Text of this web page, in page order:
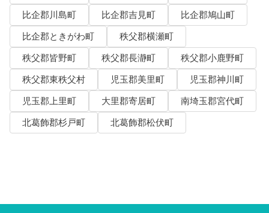
比企郡川島町
比企郡吉見町
比企郡鳩山町
比企郡ときがわ町
秩父郡横瀬町
秩父郡皆野町
秩父郡長瀞町
秩父郡小鹿野町
秩父郡東秩父村
児玉郡美里町
児玉郡神川町
児玉郡上里町
大里郡寄居町
南埼玉郡宮代町
北葛飾郡杉戸町
北葛飾郡松伏町